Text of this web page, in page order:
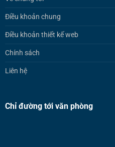
Điều khoản chung
Điều khoản thiết kế web
Chính sách
Liên hệ
Chỉ đường tới văn phòng